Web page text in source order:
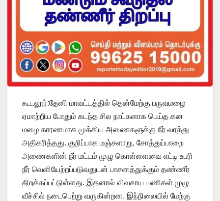
கூடலூர்:தேனி மாவட்டத்தில் தென்மேற்கு பருவமழை
ஏமாற்றிய போதும் கடந்த சில நாட்களாக பெய்த கன
மழை காரணமாக முக்கிய அணைகளுக்கு நீர் வரத்து
அதிகரித்தது. குறிப்பாக மஞ்சளாறு, சோத்துப்பாறை
அணைகளின் நீர் மட்டம் முழு கொள்ளளவை எட்டி உபரி
நீர் வெளியேற்றப்படுவதுடன் பாசனத்துக்கும் தண்ணீர்
திறக்கப்பட்டுள்ளது. இதனால் விவசாய பணிகள் முழு
வீச்சில் நடைபெற்று வருகின்றன. இந்நிலையில் மேற்கு